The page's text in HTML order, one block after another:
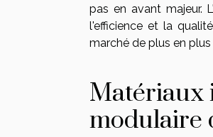
pas en avant majeur.
l'efficience et la
marché de plus en plus
Matériaux
modulaire